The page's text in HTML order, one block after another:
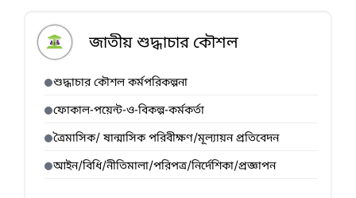
জাতীয় শুদ্ধাচার কৌশল
শুদ্ধাচার কৌশল কর্মপরিকল্পনা
ফোকাল-পয়েন্ট-ও-বিকল্প-কর্মকর্তা
ত্রৈমাসিক/ ষান্মাসিক পরিবীক্ষণ/মূল্যায়ন প্রতিবেদন
আইন/বিধি/নীতিমালা/পরিপত্র/নির্দেশিকা/প্রজ্ঞাপন